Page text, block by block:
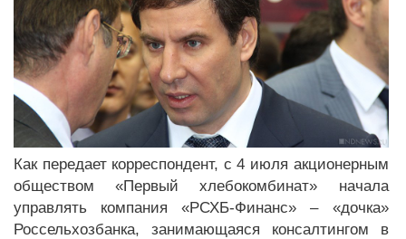
Как передает корреспондент, с 4 июля акционерным
обществом «Первый хлебокомбинат» начала
управлять компания «РСХБ-Финанс» – «дочка»
Россельхозбанка, занимающаяся консалтингом в